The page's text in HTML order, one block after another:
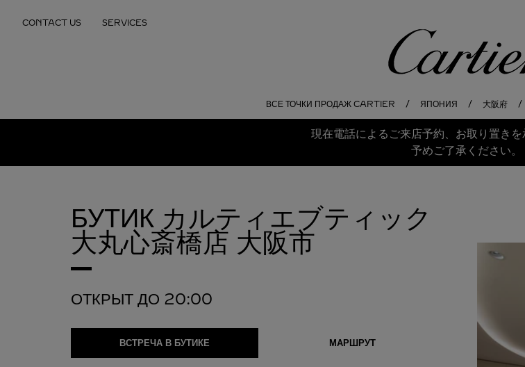
CONTACT US SERVICES
Cartier
ВСЕ ТОЧКИ ПРОДАЖ CARTIER ЯПОНИЯ 大阪府
現在電話によるご来店予約、お取り置きを
予めご了承ください。
БУТИК カルティエブティック
大丸心斎橋店 大阪市
ОТКРЫТ ДО 20:00
ВСТРЕЧА В БУТИКЕ МАРШРУТ